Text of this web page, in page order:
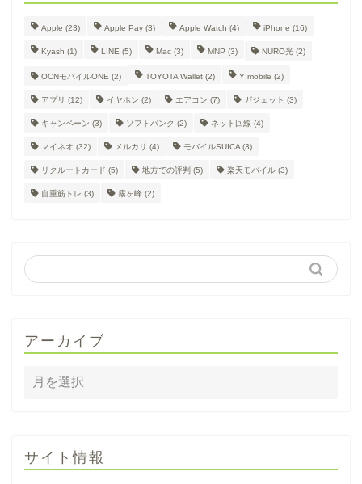
Apple (23) Apple Pay (3) Apple Watch (4) iPhone (16)
Kyash (1) LINE (5) Mac (3) MNP (3) NURO光 (2)
OCNモバイルONE (2) TOYOTA Wallet (2) Y!mobile (2)
アプリ (12) イヤホン (2) エアコン (7) ガジェット (3)
キャンペーン (3) ソフトバンク (2) ネット回線 (4)
マイネオ (32) メルカリ (4) モバイルSUICA (3)
リクルートカード (5) 地方での評判 (5) 楽天モバイル (3)
自重筋トレ (3) 霧ヶ峰 (2)
アーカイブ
サイト情報